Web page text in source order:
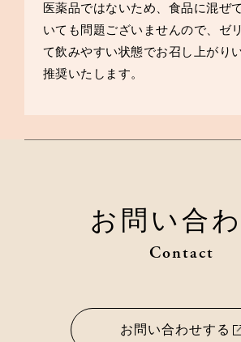
医薬品ではないため、食品に混ぜ
いても問題ございませんので、ゼ
て飲みやすい状態でお召し上がり
推奨いたします。
お問い合
Contact
お問い合わせする